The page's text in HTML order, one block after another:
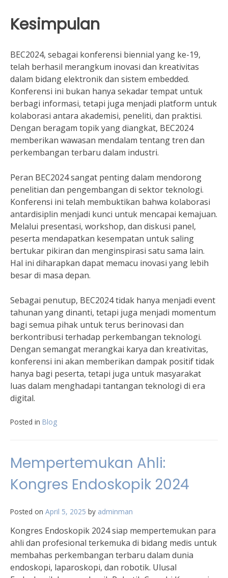
Kesimpulan
BEC2024, sebagai konferensi biennial yang ke-19,
telah berhasil merangkum inovasi dan kreativitas
dalam bidang elektronik dan sistem embedded.
Konferensi ini bukan hanya sekadar tempat untuk
berbagi informasi, tetapi juga menjadi platform untuk
kolaborasi antara akademisi, peneliti, dan praktisi.
Dengan beragam topik yang diangkat, BEC2024
memberikan wawasan mendalam tentang tren dan
perkembangan terbaru dalam industri.
Peran BEC2024 sangat penting dalam mendorong
penelitian dan pengembangan di sektor teknologi.
Konferensi ini telah membuktikan bahwa kolaborasi
antardisiplin menjadi kunci untuk mencapai kemajuan.
Melalui presentasi, workshop, dan diskusi panel,
peserta mendapatkan kesempatan untuk saling
bertukar pikiran dan menginspirasi satu sama lain.
Hal ini diharapkan dapat memacu inovasi yang lebih
besar di masa depan.
Sebagai penutup, BEC2024 tidak hanya menjadi event
tahunan yang dinanti, tetapi juga menjadi momentum
bagi semua pihak untuk terus berinovasi dan
berkontribusi terhadap perkembangan teknologi.
Dengan semangat merangkai karya dan kreativitas,
konferensi ini akan memberikan dampak positif tidak
hanya bagi peserta, tetapi juga untuk masyarakat
luas dalam menghadapi tantangan teknologi di era
digital.
Posted in Blog
Mempertemukan Ahli:
Kongres Endoskopik 2024
Posted on April 5, 2025 by adminman
Kongres Endoskopik 2024 siap mempertemukan para
ahli dan profesional terkemuka di bidang medis untuk
membahas perkembangan terbaru dalam dunia
endoskopi, laparoskopi, dan robotik. Ulusal